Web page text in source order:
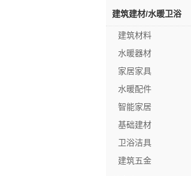
建筑建材/水暖卫浴
建筑材料
水暖器材
家居家具
水暖配件
智能家居
基础建材
卫浴洁具
建筑五金